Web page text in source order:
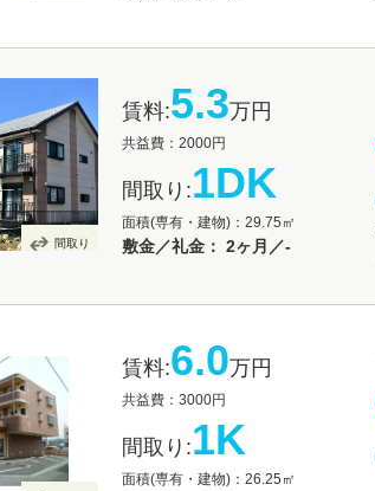
間取り
賃料:5.3万円
共益費：2000円
間取り:1DK
面積(専有・建物)：29.75㎡
敷金／礼金： 2ヶ月／-
賃料:6.0万円
共益費：3000円
間取り:1K
面積(専有・建物)：26.25㎡